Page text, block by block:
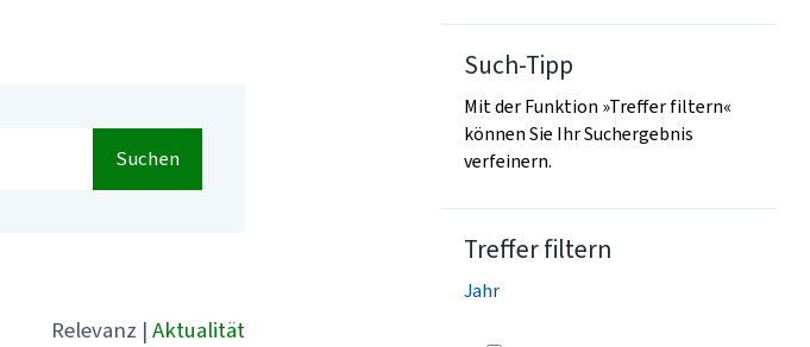
Suchen
Relevanz | Aktualität
Such-Tipp
Mit der Funktion »Treffer filtern«
können Sie Ihr Suchergebnis
verfeinern.
Treffer filtern
Jahr